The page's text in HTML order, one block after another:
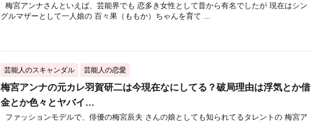
梅宮アンナさんといえば、芸能界でも 恋多き女性として昔から有名でしたが 現在はシン
グルマザーとして一人娘の 百々果（ももか）ちゃんを育て ...
芸能人のスキャンダル 芸能人の恋愛
梅宮アンナの元カレ羽賀研二は今現在なにしてる？破局理由は浮気とか借
金とか色々とヤバイ…
ファッションモデルで、俳優の梅宮辰夫 さんの娘としても知られてるタレントの 梅宮ア